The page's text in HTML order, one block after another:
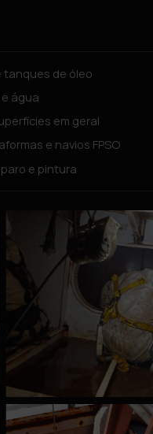
tanques de óleo
água
em geral
e navios FPSO
e pintura